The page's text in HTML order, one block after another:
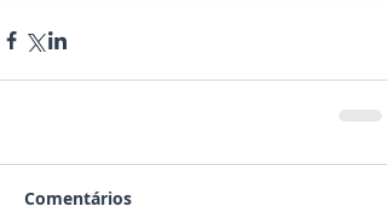
Comentários